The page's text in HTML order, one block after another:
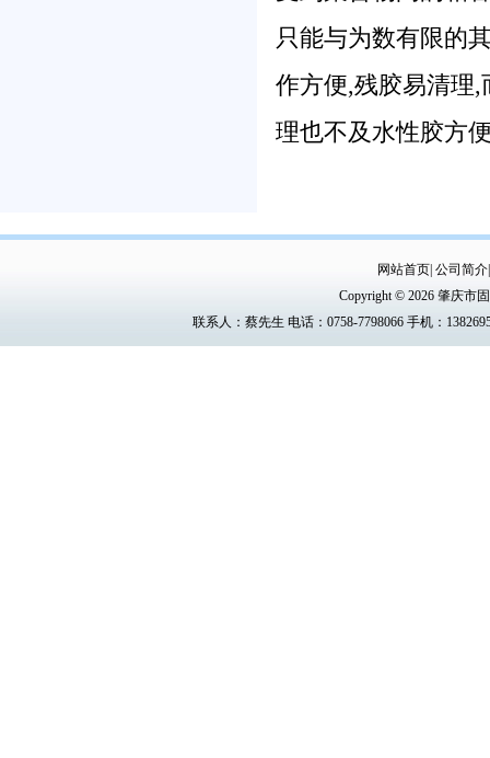
只能与为数有限的
作方便,残胶易清理
理也不及水性胶方
网站首页| 公司简介
Copyright © 2026 肇庆市
联系人：蔡先生 电话：0758-7798066 手机：